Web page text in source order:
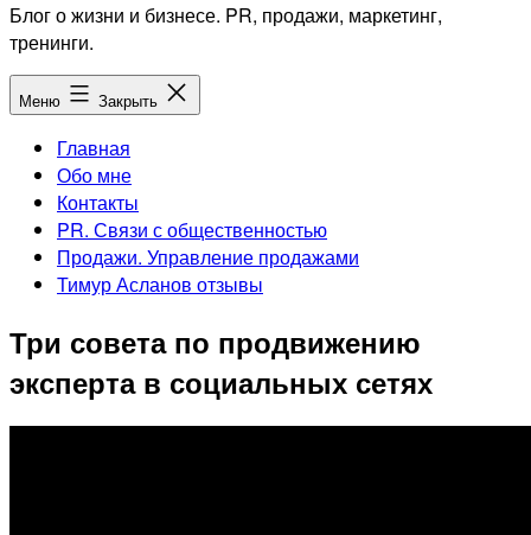
Блог о жизни и бизнесе. PR, продажи, маркетинг,
тренинги.
Меню Закрыть
Главная
Обо мне
Контакты
PR. Связи с общественностью
Продажи. Управление продажами
Тимур Асланов отзывы
Три совета по продвижению
эксперта в социальных сетях